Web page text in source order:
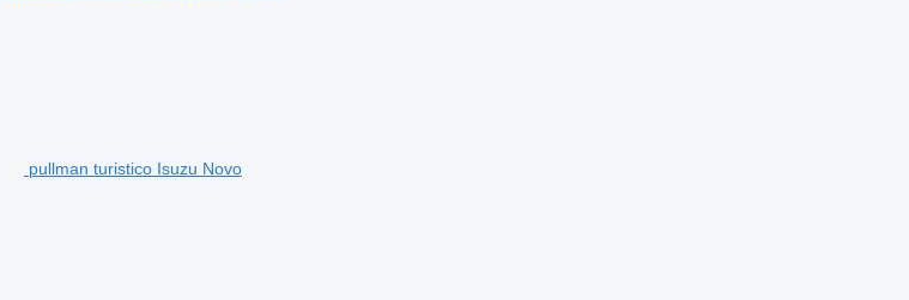
pullman turistico Isuzu Novo